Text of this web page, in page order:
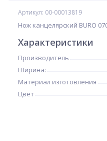
Артикул: 00-00013819
Нож канцелярский BURO
Характеристики
Производитель
Ширина:
Материал изготовления
Цвет